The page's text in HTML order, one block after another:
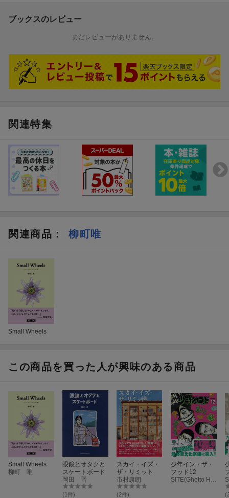
ブックスのレビュー
まだレビューがありません。
関連特集
関連商品 ： 柳町唯
Small Wheels
この商品を買った人が興味のある商品
Small Wheels
柳町 唯
眼鏡とオタクと
スケートボード
岡田 晋
(1件)
スカイ・イズ・
ザ・リミット
市村康朗
(2件)
少年イン・ザ・
フッド12